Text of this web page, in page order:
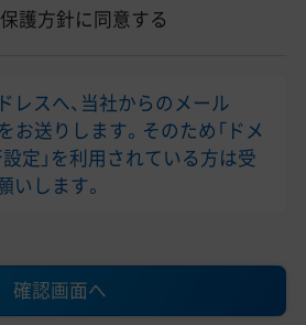
護方針に同意する
レスへ、当社からのメール
お送りします。そのため「ドメ
定」を利用されている方は受
いします。
確認画面へ